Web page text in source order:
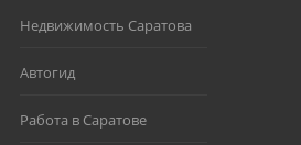
Недвижимость Саратова
Автогид
Работа в Саратове